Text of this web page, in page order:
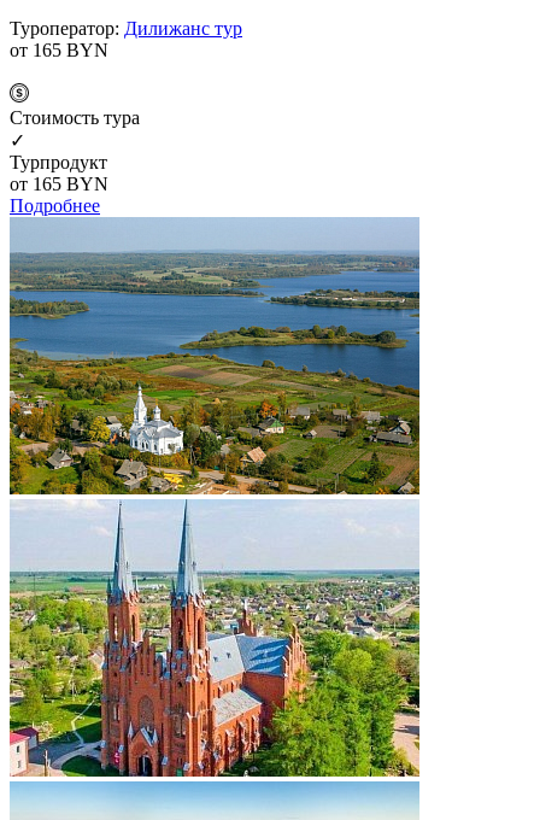
Туроператор: Дилижанс тур
от 165 BYN
Cтоимость тура
✓
Турпродукт
от 165 BYN
Подробнее